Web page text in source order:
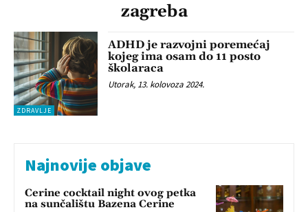
zagreba
ZDRAVLJE
ADHD je razvojni poremećaj
kojeg ima osam do 11 posto
školaraca
Utorak, 13. kolovoza 2024.
Najnovije objave
Cerine cocktail night ovog petka
na sunčalištu Bazena Cerine